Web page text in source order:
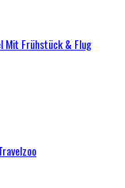
Mit Frühstück & Flug